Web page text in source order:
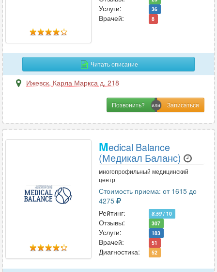
Услуги: 36
Врачей: 8
Читать описание
Ижевск, Карла Маркса д. 218
Позвонить?
Medical Balance
(Медикал Баланс)
многопрофильный медицинский
центр
Стоимость приема: от 1615 до
4275
Рейтинг:
8.59 / 10
Отзывы: 307
Услуги: 183
Врачей: 51
Диагностика: 52